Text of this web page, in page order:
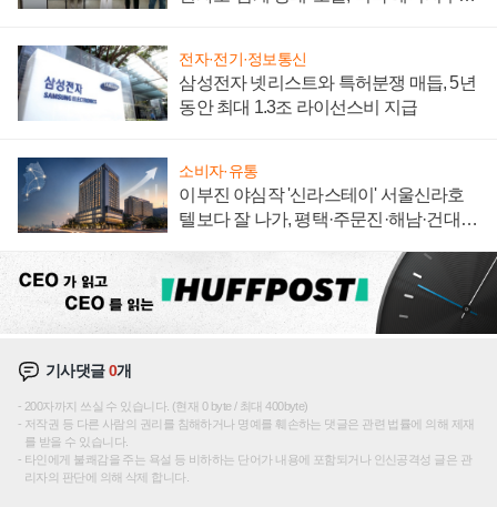
전자·전기·정보통신
삼성전자 넷리스트와 특허분쟁 매듭, 5년
동안 최대 1.3조 라이선스비 지급
소비자·유통
이부진 야심작 '신라스테이' 서울신라호
텔보다 잘 나가, 평택·주문진·해남·건대로
기사댓글0개
200자까지 쓰실 수 있습니다. (현재 0 byte / 최대 400byte)
저작권 등 다른 사람의 권리를 침해하거나 명예를 훼손하는 댓글은 관련 법률에 의해 제재
를 받을 수 있습니다.
타인에게 불쾌감을 주는 욕설 등 비하하는 단어가 내용에 포함되거나 인신공격성 글은 관
리자의 판단에 의해 삭제 합니다.